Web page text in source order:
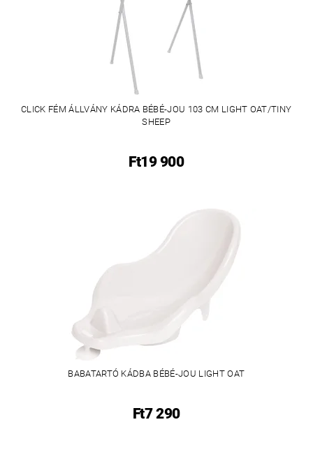
CLICK FÉM ÁLLVÁNY KÁDRA BÉBÉ-JOU 103 CM LIGHT OAT/TINY
SHEEP
Ft19 900
BABATARTÓ KÁDBA BÉBÉ-JOU LIGHT OAT
Ft7 290